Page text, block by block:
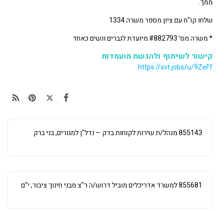
ממך.
שלחו קו"ח עם ציון מספר משרה 1334
* משרה מס׳ #882793 מיועדת לגברים ונשים כאחד
קישור לשיתוף ולהגשת מועמדות
https://svt.jobs/u/9ZeFf
855143 מנהל/ת שירות לקוחות בדק – נדל"ן למגורים, בני ברק
855681 למשרד אדריכלים מוביל דרוש/ה ר"צ מבני חינוך ציבור, י"ם